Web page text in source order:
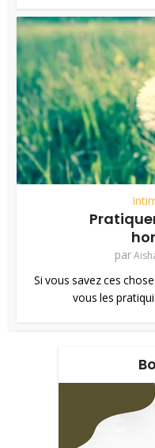
par
Si vous savez ces
vous les